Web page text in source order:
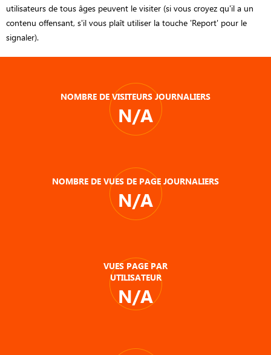
utilisateurs de tous âges peuvent le visiter (si vous croyez qu'il a un
contenu offensant, s'il vous plaît utiliser la touche 'Report' pour le
signaler).
NOMBRE DE VISITEURS JOURNALIERS
N/A
NOMBRE DE VUES DE PAGE JOURNALIERS
N/A
VUES PAGE PAR
UTILISATEUR
N/A